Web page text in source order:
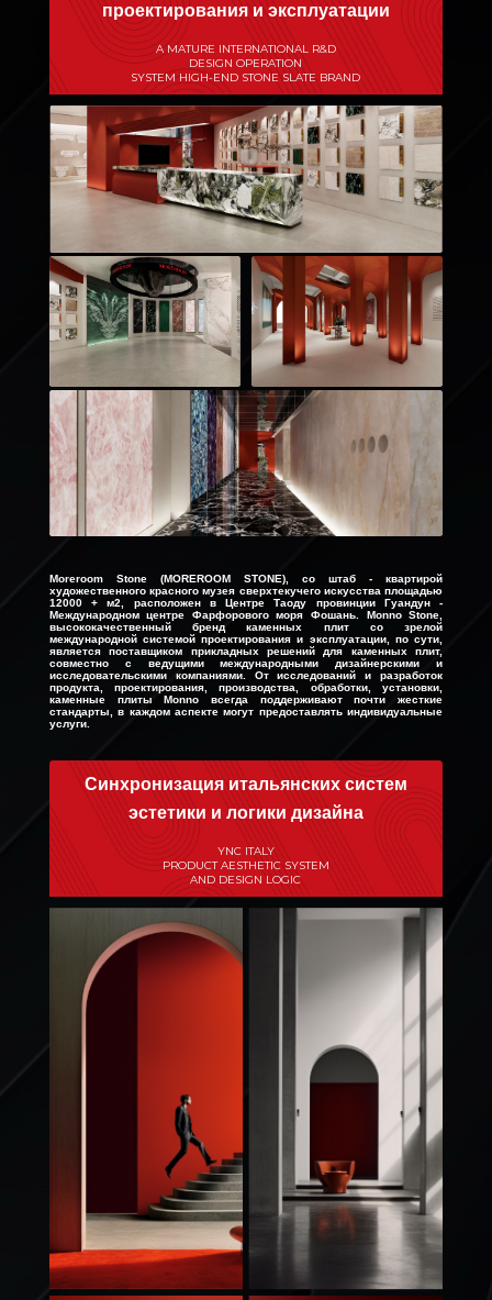
проектирования и эксплуатации
A MATURE INTERNATIONAL R&D
DESIGN OPERATION
SYSTEM HIGH-END STONE SLATE BRAND
Moreroom Stone (MOREROOM STONE), со штаб - квартирой
художественного красного музея сверхтекучего искусства площадью
12000 + м2, расположен в Центре Таоду провинции Гуандун -
Международном центре Фарфорового моря Фошань. Monno Stone,
высококачественный бренд каменных плит со зрелой
международной системой проектирования и эксплуатации, по сути,
является поставщиком прикладных решений для каменных плит,
совместно с ведущими международными дизайнерскими и
исследовательскими компаниями. От исследований и разработок
продукта, проектирования, производства, обработки, установки,
каменные плиты Monno всегда поддерживают почти жесткие
стандарты, в каждом аспекте могут предоставлять индивидуальные
услуги.
Синхронизация итальянских систем
эстетики и логики дизайна
YNC ITALY
PRODUCT AESTHETIC SYSTEM
AND DESIGN LOGIC